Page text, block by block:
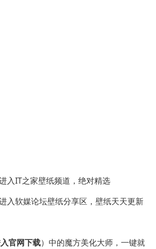
入IT之家壁纸频道，绝对精选
入软媒论坛壁纸分享区，壁纸天天更新
官网下载）中的魔方美化大师，一键就